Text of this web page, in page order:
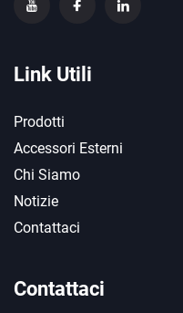
Link Utili
Prodotti
Accessori Esterni
Chi Siamo
Notizie
Contattaci
Contattaci